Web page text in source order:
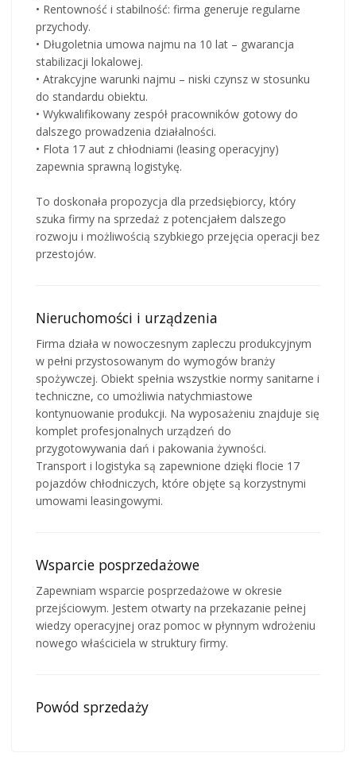
• Rentowność i stabilność: firma generuje regularne
przychody.
• Długoletnia umowa najmu na 10 lat – gwarancja
stabilizacji lokalowej.
• Atrakcyjne warunki najmu – niski czynsz w stosunku
do standardu obiektu.
• Wykwalifikowany zespół pracowników gotowy do
dalszego prowadzenia działalności.
• Flota 17 aut z chłodniami (leasing operacyjny)
zapewnia sprawną logistykę.
To doskonała propozycja dla przedsiębiorcy, który
szuka firmy na sprzedaż z potencjałem dalszego
rozwoju i możliwością szybkiego przejęcia operacji bez
przestojów.
Nieruchomości i urządzenia
Firma działa w nowoczesnym zapleczu produkcyjnym
w pełni przystosowanym do wymogów branży
spożywczej. Obiekt spełnia wszystkie normy sanitarne i
techniczne, co umożliwia natychmiastowe
kontynuowanie produkcji. Na wyposażeniu znajduje się
komplet profesjonalnych urządzeń do
przygotowywania dań i pakowania żywności.
Transport i logistyka są zapewnione dzięki flocie 17
pojazdów chłodniczych, które objęte są korzystnymi
umowami leasingowymi.
Wsparcie posprzedażowe
Zapewniam wsparcie posprzedażowe w okresie
przejściowym. Jestem otwarty na przekazanie pełnej
wiedzy operacyjnej oraz pomoc w płynnym wdrożeniu
nowego właściciela w struktury firmy.
Powód sprzedaży